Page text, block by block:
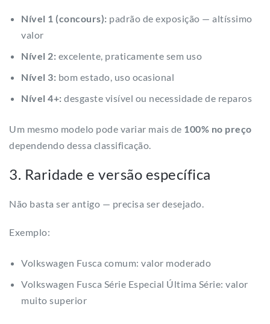
Nível 1 (concours): padrão de exposição — altíssimo
valor
Nível 2: excelente, praticamente sem uso
Nível 3: bom estado, uso ocasional
Nível 4+: desgaste visível ou necessidade de reparos
Um mesmo modelo pode variar mais de 100% no preço
dependendo dessa classificação.
3. Raridade e versão específica
Não basta ser antigo — precisa ser desejado.
Exemplo:
Volkswagen Fusca comum: valor moderado
Volkswagen Fusca Série Especial Última Série: valor
muito superior